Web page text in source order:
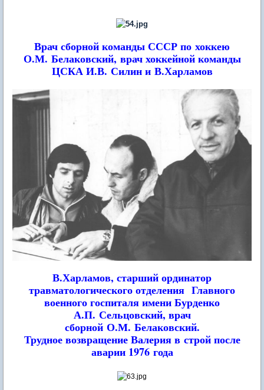
Врач сборной команды СССР по хоккею
О.М. Белаковский, врач хоккейной команды
ЦСКА И.В. Силин и В.Харламов
В.Харламов, старший ординатор
травматологического отделения Главного
военного госпиталя имени Бурденко
А.П. Сельцовский, врач
сборной О.М. Белаковский.
Трудное возвращение Валерия в строй после
аварии 1976 года